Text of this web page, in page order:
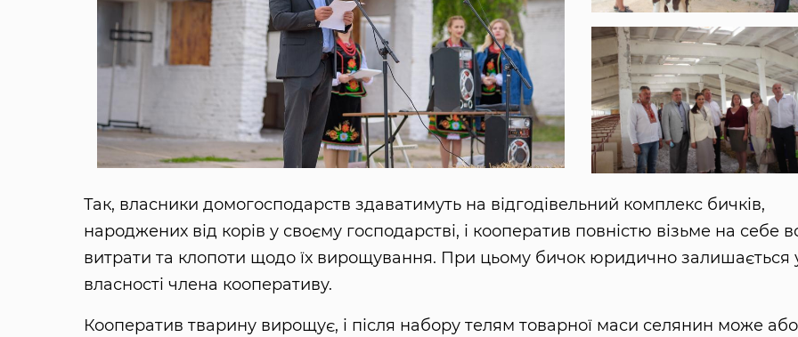
Так, власники домогосподарств здаватимуть на відгодівельний комплекс бичків,
народжених від корів у своєму господарстві, і кооператив повністю візьме на себе
витрати та клопоти щодо їх вирощування. При цьому бичок юридично залишається
власності члена кооперативу.
Кооператив тварину вирощує, і після набору телям товарної маси селянин може або